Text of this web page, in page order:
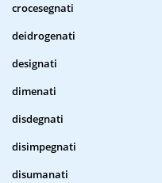
crocesegnati
deidrogenati
designati
dimenati
disdegnati
disimpegnati
disumanati